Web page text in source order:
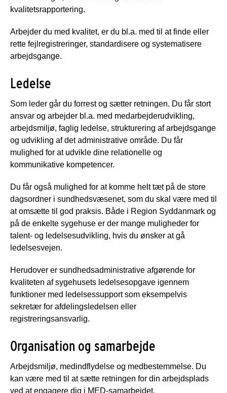
kvalitetsrapportering.
Arbejder du med kvalitet, er du bl.a. med til at finde eller
rette fejlregistreringer, standardisere og systematisere
arbejdsgange.
Ledelse
Som leder går du forrest og sætter retningen. Du får stort
ansvar og arbejder bl.a. med medarbejderudvikling,
arbejdsmiljø, faglig ledelse, strukturering af arbejdsgange
og udvikling af det administrative område. Du får
mulighed for at udvikle dine relationelle og
kommunikative kompetencer.
Du får også mulighed for at komme helt tæt på de store
dagsordner i sundhedsvæsenet, som du skal være med til
at omsætte til god praksis. Både i Region Syddanmark og
på de enkelte sygehuse er der mange muligheder for
talent- og ledelsesudvikling, hvis du ønsker at gå
ledelsesvejen.
Herudover er sundhedsadministrative afgørende for
kvaliteten af sygehusets ledelsesopgave igennem
funktioner med ledelsessupport som eksempelvis
sekretær for afdelingsledelsen eller
registreringsansvarlig.
Organisation og samarbejde
Arbejdsmiljø, medindflydelse og medbestemmelse. Du
kan være med til at sætte retningen for din arbejdsplads
ved at engagere dig i MED-samarbejdet.